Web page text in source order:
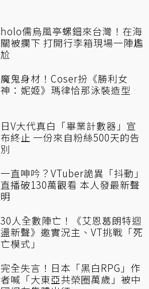
holo儒烏風亭螺鈿來台灣！在海
關被攔下 打開行李箱現場一陣尷
尬
魔鬼身材！Coser扮《勝利女
神：妮姬》瑪律恰那泳裝造型
日V大代真白「畢業計數器」宣
布終止 一份來自粉絲500天的告
別
一直呻吟？VTuber詭異「抖動」
直播破130萬觀看 本人發最新聲
明
30人全數陣亡！《艾恩葛朗特迴
盪新聲》邀實況主、VT挑戰「死
亡模式」
完全失言！日本「黑白RPG」作
者喊「大東亞共榮圈萬歲」被中